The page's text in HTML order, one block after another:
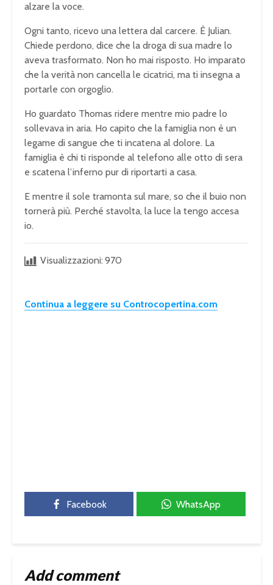
alzare la voce.
Ogni tanto, ricevo una lettera dal carcere. È Julian.
Chiede perdono, dice che la droga di sua madre lo
aveva trasformato. Non ho mai risposto. Ho imparato
che la verità non cancella le cicatrici, ma ti insegna a
portarle con orgoglio.
Ho guardato Thomas ridere mentre mio padre lo
sollevava in aria. Ho capito che la famiglia non è un
legame di sangue che ti incatena al dolore. La
famiglia è chi ti risponde al telefono alle otto di sera
e scatena l’inferno pur di riportarti a casa.
E mentre il sole tramonta sul mare, so che il buio non
tornerà più. Perché stavolta, la luce la tengo accesa
io.
Visualizzazioni: 970
Continua a leggere su Controcopertina.com
Facebook WhatsApp
Add comment